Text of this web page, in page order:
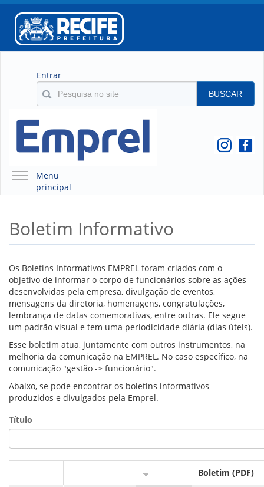
Entrar
BUSCAR
Menu
principal
QUEM SOMOS
O QUE É A EMPREL
VÍDEOS
ORGANOGRAMA
CONSELHOS
LOCALIZAÇÃO
GESTORES
GOVERNANÇA
NOTÍCIAS
COMISSÕES
ATAS DE REGISTRO DE PREÇOS
CONTRATO
Boletim Informativo
Os Boletins Informativos EMPREL foram criados com o
objetivo de informar o corpo de funcionários sobre as ações
desenvolvidas pela empresa, divulgação de eventos,
mensagens da diretoria, homenagens, congratulações,
lembrança de datas comemorativas, entre outras. Ele segue
um padrão visual e tem uma periodicidade diária (dias úteis).
Esse boletim atua, juntamente com outros instrumentos, na
melhoria da comunicação na EMPREL. No caso específico, na
comunicação "gestão -> funcionário".
Abaixo, se pode encontrar os boletins informativos
produzidos e divulgados pela Emprel.
Título
Boletim (PDF)